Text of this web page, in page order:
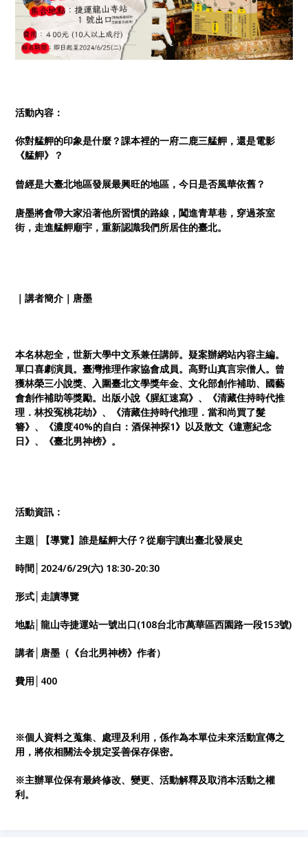
活動內容：
你對艋舺的印象是什麼？課本裡的一府二鹿三艋舺，還是電影
《艋舺》？
曾經是大臺北地區發展最興旺的地區，今日是否風華依舊？
唐墨將會帶大家沿著他所習慣的路線，闖進青草巷，穿過茶室
街，走進艋舺廟宇，重新認識我們所居住的臺北。
｜講者簡介｜唐墨
本名林恕全，世新大學中文系兼任講師。疑案辦網站內容主編。
單口喜劇演員。臺灣推理作家協會成員。高野山真言宗僧人。曾
獲林榮三小說獎、入圍臺北文學獎年金、文化部創作補助、國藝
會創作補助等獎勵。出版小說《腥紅速寫》、《清藏住持時代推
理．林投冤桃花劫》、《清藏住持時代推理．當和尚買了髮
簪》、《濃度40%的自白：酒保神探1》以及散文《違憲紀念
日》、《臺北男神榜》。
活動資訊：
主題│【導覽】誰是艋舺大仔？從廟宇讀出臺北發展史
時間│2024/6/29(六) 18:30-20:30
形式│走讀導覽
地點│龍山寺捷運站一號出口(108台北市萬華區西園路一段153號)
講者│唐墨（《台北男神榜》作者）
費用│400
※個人資料之蒐集、處理及利用，係作為本單位未來活動宣傳之
用，將依相關法令規定妥善保存保密。
※主辦單位保有最終修改、變更、活動解釋及取消本活動之權
利。